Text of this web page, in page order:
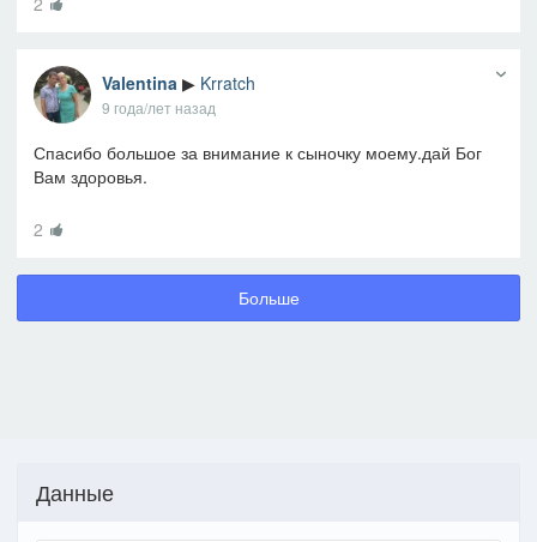
Valentina ▶ Krratch
9 года/лет назад
Спасибо большое за внимание к сыночку моему.дай Бог
Вам здоровья.
2
Больше
Данные